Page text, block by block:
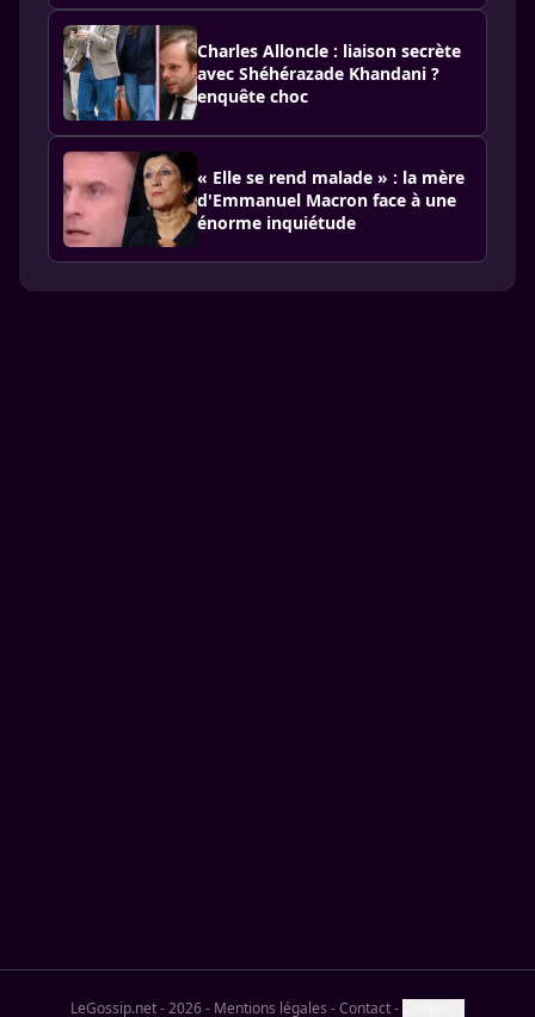
Charles Alloncle : liaison secrète
avec Shéhérazade Khandani ?
enquête choc
« Elle se rend malade » : la mère
d'Emmanuel Macron face à une
énorme inquiétude
LeGossip.net - 2026- Mentions légales -Contact-